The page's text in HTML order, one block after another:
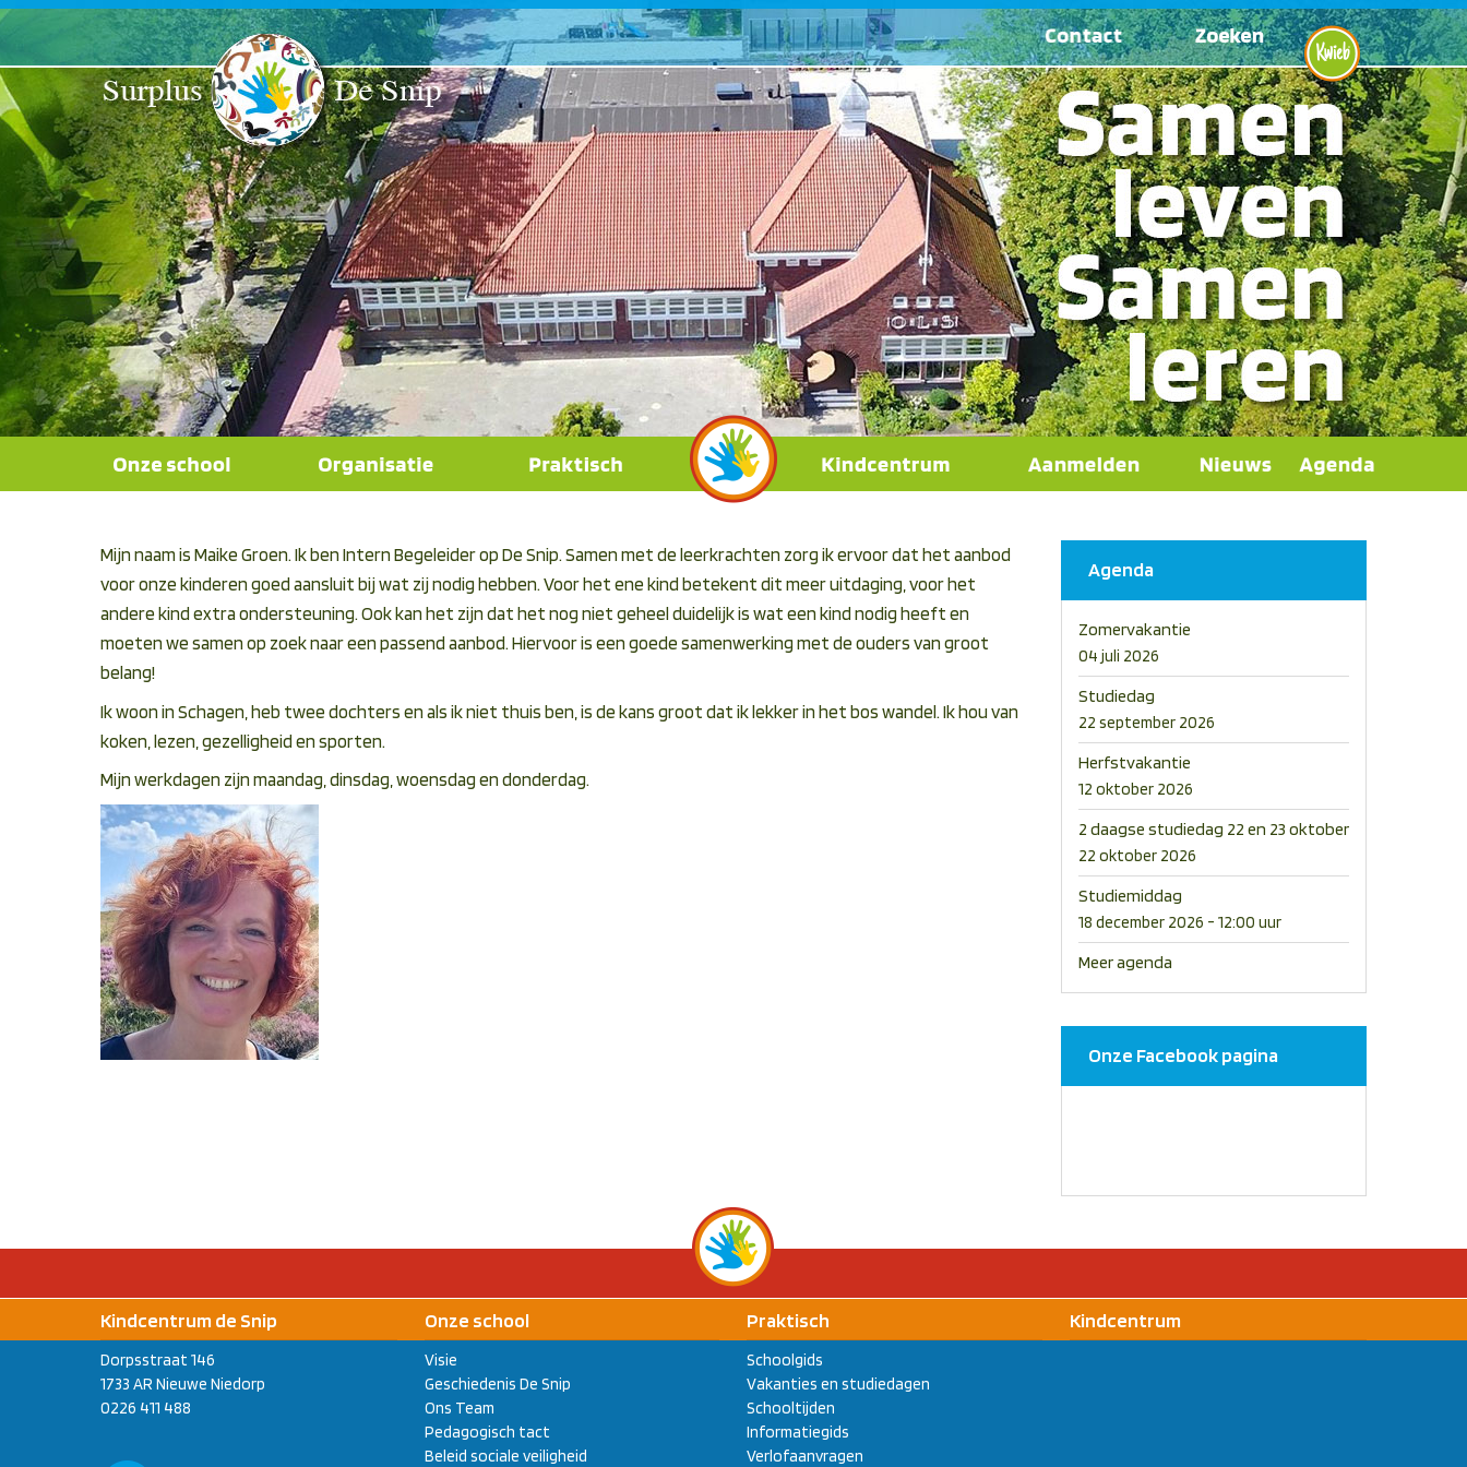
Mijn naam is Maike Groen. Ik ben Intern Begeleider op De Snip. Samen met de leerkrachten zorg ik ervoor dat het aanbod
voor onze kinderen goed aansluit bij wat zij nodig hebben. Voor het ene kind betekent dit meer uitdaging, voor het
andere kind extra ondersteuning. Ook kan het zijn dat het nog niet geheel duidelijk is wat een kind nodig heeft en
moeten we samen op zoek naar een passend aanbod. Hiervoor is een goede samenwerking met de ouders van groot
belang!
Ik woon in Schagen, heb twee dochters en als ik niet thuis ben, is de kans groot dat ik lekker in het bos wandel. Ik hou van
koken, lezen, gezelligheid en sporten.
Mijn werkdagen zijn maandag, dinsdag, woensdag en donderdag.
Agenda
Zomervakantie
04 juli 2026
Studiedag
22 september 2026
Herfstvakantie
12 oktober 2026
2 daagse studiedag 22 en 23 oktober
22 oktober 2026
Studiemiddag
18 december 2026 - 12:00 uur
Meer agenda
Onze Facebook pagina
Kindcentrum de Snip
Dorpsstraat 146
1733 AR Nieuwe Niedorp
0226 411 488
Onze school
Visie
Geschiedenis De Snip
Ons Team
Pedagogisch tact
Beleid sociale veiligheid
Praktisch
Schoolgids
Vakanties en studiedagen
Schooltijden
Informatiegids
Verlofaanvragen
Kindcentrum